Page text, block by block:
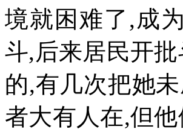
境就困难了 ,成
斗,后来居民开
的,有几次把她
者大有人在,但